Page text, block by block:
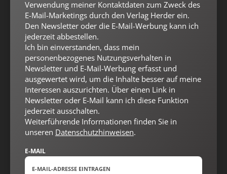
Verwendung meiner Kontaktdaten zum Zweck des
E-Mail-Marketings durch den Verlag Herder ein.
Den Newsletter oder die E-Mail-Werbung kann ich
jederzeit abbestellen.
Ich bin einverstanden, dass mein
personenbezogenes Nutzungsverhalten in
Newsletter und E-Mail-Werbung erfasst und
ausgewertet wird, um die Inhalte besser auf meine
Interessen auszurichten. Über einen Link in
Newsletter oder E-Mail kann ich diese Funktion
jederzeit ausschalten.
Weiterführende Informationen finden Sie in
unseren Datenschutzhinweisen.
E-MAIL